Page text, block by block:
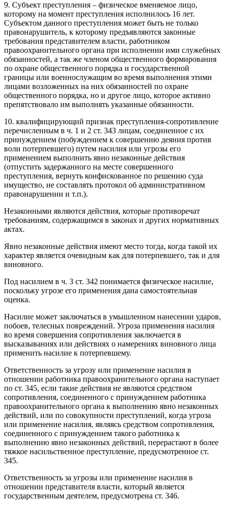
9. Субъект преступления – физическое вменяемое лицо,
которому на момент преступления исполнилось 16 лет.
Субъектом данного преступления может быть не только
правонарушитель, к которому предъявляются законные
требования представителем власти, работником
правоохранительного органа при исполнении ими служебных
обязанностей, а так же членом общественного формирования
по охране общественного порядка и государственной
границы или военнослужащим во время выполнения этими
лицами возложенных на них обязанностей по охране
общественного порядка, но и другое лицо, которое активно
препятствовало им выполнять указанные обязанности.
10. квалифицирующий признак преступления-сопротивление
перечисленным в ч. 1 и 2 ст. 343 лицам, соединенное с их
принуждением (побуждением к совершению деяния против
воли потерпевшего) путем насилия или угрозы его
применением выполнить явно незаконные действия
(отпустить задержанного на месте совершенного
преступления, вернуть конфискованное по решению суда
имущество, не составлять протокол об административном
правонарушении и т.п.).
Незаконными являются действия, которые противоречат
требованиям, содержащимся в законах и других нормативных
актах.
Явно незаконные действия имеют место тогда, когда такой их
характер является очевидным как для потерпевшего, так и для
виновного.
Под насилием в ч. 3 ст. 342 понимается физическое насилие,
поскольку угрозе его применения дана самостоятельная
оценка.
Насилие может заключаться в умышленном нанесении ударов,
побоев, телесных повреждений. Угроза применения насилия
во время совершения сопротивления заключается в
высказываниях или действиях о намерениях виновного лица
применить насилие к потерпевшему.
Ответственность за угрозу или применение насилия в
отношении работника правоохранительного органа наступает
по ст. 345, если такие действия не являются средством
сопротивления, соединенного с принуждением работника
правоохранительного органа к выполнению явно незаконных
действий, или по совокупности преступлений, когда угроза
или применение насилия, являясь средством сопротивления,
соединенного с принуждением такого работника к
выполнению явно незаконных действий, перерастают в более
тяжкое насильственное преступление, предусмотренное ст.
345.
Ответственность за угрозы или применение насилия в
отношении представителя власти, который является
государственным деятелем, предусмотрена ст. 346.